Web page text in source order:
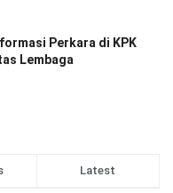
Perkara di KPK
Lembaga
Latest